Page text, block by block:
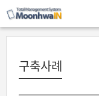
구축사례